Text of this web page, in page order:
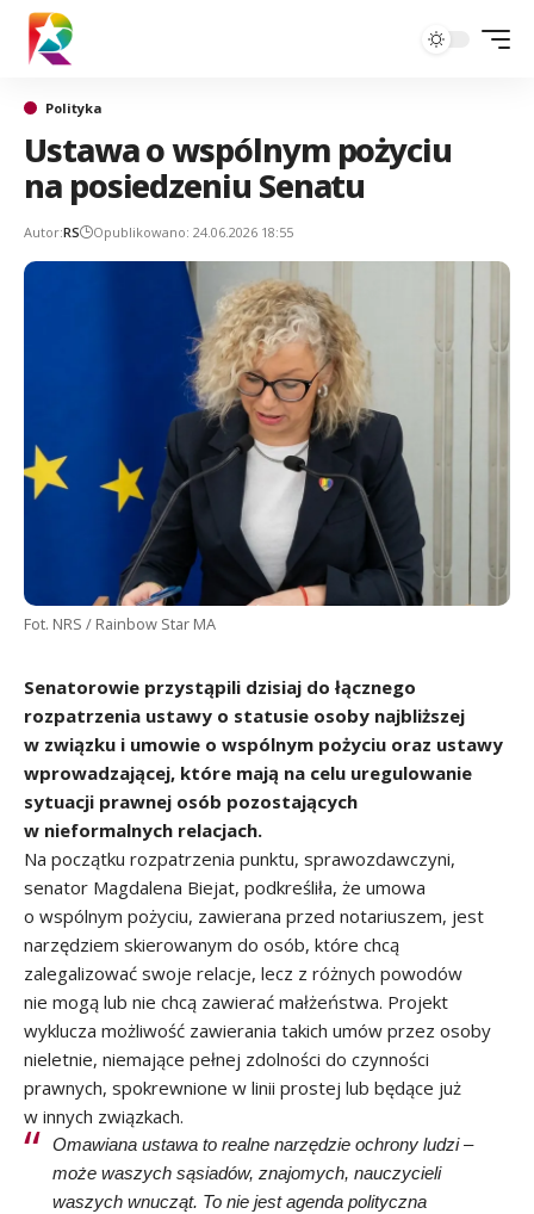
Polityka
Ustawa o wspólnym pożyciu
na posiedzeniu Senatu
Autor:RS Opublikowano: 24.06.2026 18:55
Fot. NRS / Rainbow Star MA
Senatorowie przystąpili dzisiaj do łącznego
rozpatrzenia ustawy o statusie osoby najbliższej
w związku i umowie o wspólnym pożyciu oraz ustawy
wprowadzającej, które mają na celu uregulowanie
sytuacji prawnej osób pozostających
w nieformalnych relacjach.
Na początku rozpatrzenia punktu, sprawozdawczyni,
senator Magdalena Biejat, podkreśliła, że umowa
o wspólnym pożyciu, zawierana przed notariuszem, jest
narzędziem skierowanym do osób, które chcą
zalegalizować swoje relacje, lecz z różnych powodów
nie mogą lub nie chcą zawierać małżeństwa. Projekt
wyklucza możliwość zawierania takich umów przez osoby
nieletnie, niemające pełnej zdolności do czynności
prawnych, spokrewnione w linii prostej lub będące już
w innych związkach.
Omawiana ustawa to realne narzędzie ochrony ludzi –
może waszych sąsiadów, znajomych, nauczycieli
waszych wnucząt. To nie jest agenda polityczna